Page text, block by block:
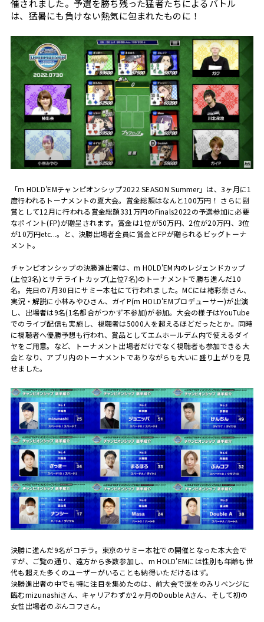
催されました。予選を勝ち残った猛者たちによるバトル
は、猛暑にも負けない熱気に包まれたものに！
「m HOLD'EMチャンピオンシップ2022 SEASON Summer」は、 3ヶ月に1
度行われるトーナメントの夏大会。賞金総額はなんと100万円！ さらに副
賞として12月に行われる賞金総額331 万円のFinals2022の予選参加に必要
なポイント(FP)が贈呈されます。賞金は1位が50万円、 2位が20万円、 3位
が10万円etc...。と、決勝出場者全員に賞金とFPが贈られるビッグトーナ
メント。
チャンピオンシップの決勝進出者は、m HOLD'EM内のレジェンドカップ
( 上位3名) とサテライトカップ( 上位7名)のトーナメントで勝ち進んだ10
名。先日の7月30日にサミー本社にて行われました。MCには椿彩奈さん、
実況・解説に小林みやひさん、ガイP(m HOLD'EMプロデューサー)が出演
し、出場者は9名(1名都合がつかず不参加)が参加。大会の様子はYouTube
でのライブ配信も実施し、視聴者は5000人を超えるほどだったとか。同時
に視聴者へ優勝予想も行われ、賞品としてエムホールデム内で使えるダイ
ヤをご用意。など、トーナメント出場者だけでなく視聴者も参加できる大
会となり、アプリ内のトーナメントでありながらも大いに盛り上がりを見
せました。
決勝に進んだ9名がコチラ。東京のサミー本社での開催となった本大会で
すが、ご覧の通り、遠方から多数参加し、 m HOLD'EMには性別も年齢も世
代も超えた多くのユーザーがいることも納得いただけるはず。
決勝進出者の中でも特に注目を集めたのは、前大会で涙をのみリベンジに
臨むmizunashiさん、キャリアわずか2 ヶ月のDouble Aさん、そして初の
女性出場者のぶんコフさん。